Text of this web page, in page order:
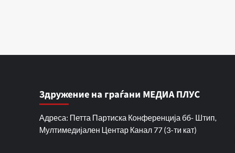
Здружение на граѓани МЕДИА ПЛУС
Адреса: Петта Партиска Конференција бб- Штип,
Мултимедијален Центар Канал 77 (3-ти кат)